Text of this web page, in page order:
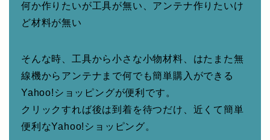
何か作りたいが工具が無い、アンテナ作りたいけ
ど材料が無い
そんな時、工具から小さな小物材料、はたまた無
線機からアンテナまで何でも簡単購入ができる
Yahoo!ショッピングが便利です。
クリックすれば後は到着を待つだけ、近くて簡単
便利なYahoo!ショッピング。